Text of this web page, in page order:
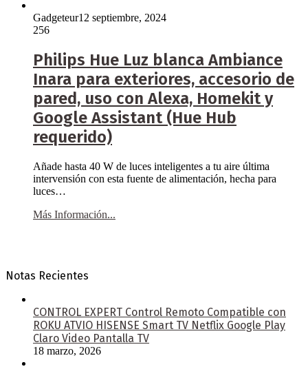
Gadgeteur12 septiembre, 2024
256
Philips Hue Luz blanca Ambiance
Inara para exteriores, accesorio de
pared, uso con Alexa, Homekit y
Google Assistant (Hue Hub
requerido)
Añade hasta 40 W de luces inteligentes a tu aire última
intervensión con esta fuente de alimentación, hecha para
luces…
Más Información...
Notas Recientes
CONTROL EXPERT Control Remoto Compatible con
ROKU ATVIO HISENSE Smart TV Netflix Google Play
Claro Video Pantalla TV
18 marzo, 2026